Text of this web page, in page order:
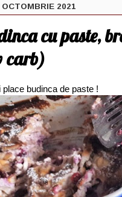
2021
cu paste,
carb)
place budinca de paste !